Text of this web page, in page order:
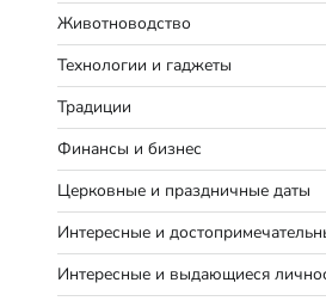
Животноводство
Технологии и гаджеты
Традиции
Финансы и бизнес
Церковные и праздничные даты
Интересные и
Интересные и выдающиеся